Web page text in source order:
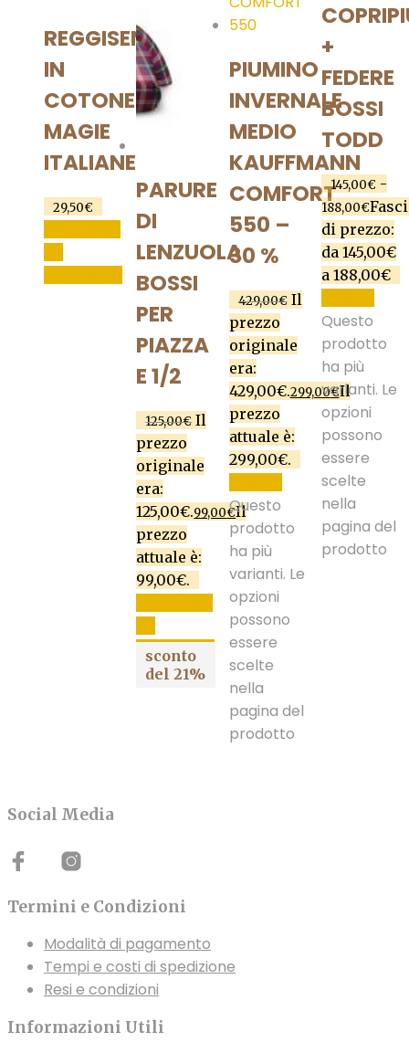
REGGISENO
IN
COTONE
MAGIE
ITALIANE
29,50€
PARURE
DI
LENZUOLA
BOSSI
PER
PIAZZA
E 1/2
125,00€ Il
prezzo
originale
era:
125,00€.99,00€Il
prezzo
attuale è:
99,00€.
CARRELLO
sconto
del 21%
PIUMINO
INVERNALE
MEDIO
KAUFFMANN
COMFORT
550 –
30 %
429,00€ Il
prezzo
originale
era:
429,00€.299,00€Il
prezzo
attuale è:
299,00€.
Questo
prodotto
ha più
varianti. Le
opzioni
possono
essere
scelte
nella
pagina del
prodotto
+
FEDERE
BOSSI
TODD
145,00€ -
188,00€
di prezzo:
da 145,00€
a 188,00€
Questo
prodotto
ha più
varianti. Le
opzioni
possono
essere
scelte
nella
pagina del
prodotto
Social Media
Termini e Condizioni
Modalità di pagamento
Tempi e costi di spedizione
Resi e condizioni
Informazioni Utili